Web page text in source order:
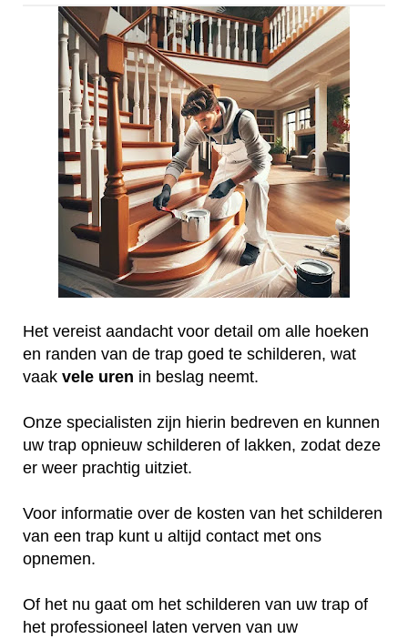
Het vereist aandacht voor detail om alle hoeken
en randen van de trap goed te schilderen, wat
vaak vele uren in beslag neemt.
Onze specialisten zijn hierin bedreven en kunnen
uw trap opnieuw schilderen of lakken, zodat deze
er weer prachtig uitziet.
Voor informatie over de kosten van het schilderen
van een trap kunt u altijd contact met ons
opnemen.
Of het nu gaat om het schilderen van uw trap of
het professioneel laten verven van uw